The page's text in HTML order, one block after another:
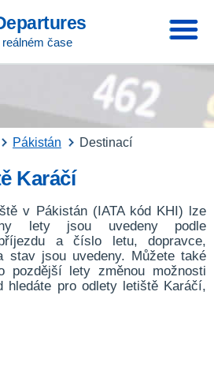
čase
Pákistán Destinací
Karáčí
v Pákistán (IATA kód KHI) lze
lety jsou uvedeny podle
a číslo letu, dopravce,
stav jsou uvedeny. Můžete také
pozdější lety změnou možnosti
hledáte pro odlety letiště Karáčí,